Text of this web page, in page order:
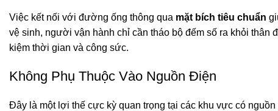
Việc kết nối với đường ống thông qua mặt bích tiêu chuẩn
vệ sinh, người vận hành chỉ cần tháo bộ đếm số ra khỏi thân
kiệm thời gian và công sức.
Không Phụ Thuộc Vào Nguồn Điện
Đây là một lợi thế cực kỳ quan trọng tại các khu vực có